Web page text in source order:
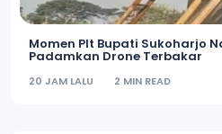
Momen Plt Bupati Sukoharjo
Padamkan Drone Terbakar
20 JAM LALU 2 MIN READ